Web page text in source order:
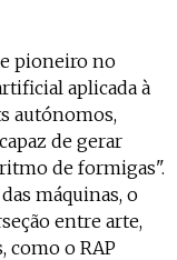
Mantém viva a cultura
Apoiar
pioneiro no
aplicada à
autónomos,
de gerar
de formigas".
máquinas, o
entre arte,
como o RAP